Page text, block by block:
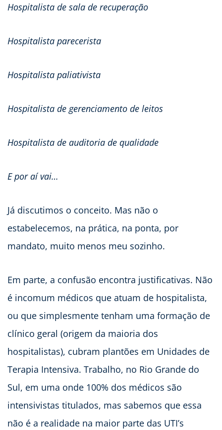
Hospitalista de sala de recuperação
Hospitalista parecerista
Hospitalista paliativista
Hospitalista de gerenciamento de leitos
Hospitalista de auditoria de qualidade
E por aí vai…
Já discutimos o conceito. Mas não o
estabelecemos, na prática, na ponta, por
mandato, muito menos meu sozinho.
Em parte, a confusão encontra justificativas. Não
é incomum médicos que atuam de hospitalista,
ou que simplesmente tenham uma formação de
clínico geral (origem da maioria dos
hospitalistas), cubram plantões em Unidades de
Terapia Intensiva. Trabalho, no Rio Grande do
Sul, em uma onde 100% dos médicos são
intensivistas titulados, mas sabemos que essa
não é a realidade na maior parte das UTI’s